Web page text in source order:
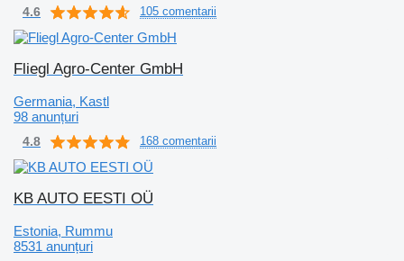
4.6 105 comentarii
Fliegl Agro-Center GmbH
Germania, Kastl
98 anunțuri
4.8 168 comentarii
KB AUTO EESTI OÜ
Estonia, Rummu
8531 anunțuri